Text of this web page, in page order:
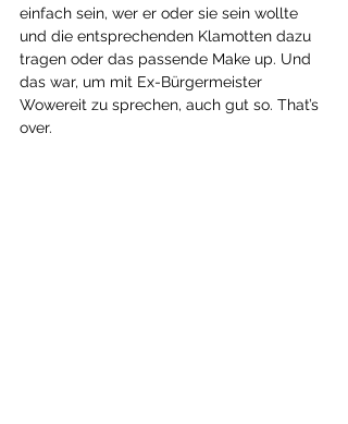
einfach sein, wer er oder sie sein wollte
und die entsprechenden Klamotten dazu
tragen oder das passende Make up. Und
das war, um mit Ex-Bürgermeister
Wowereit zu sprechen, auch gut so. That’s
over.